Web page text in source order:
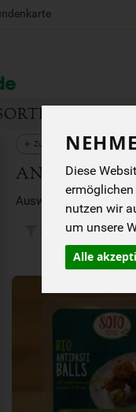
Diese
ermöglichen
nutzen wir
um unsere
Alle
← Zurück zu Speisekammer
ANTIPASTI
Hersteller